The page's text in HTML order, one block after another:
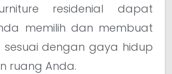
residenial dapat
memilih dan membuat
sesuai dengan gaya hidup
ruang Anda.